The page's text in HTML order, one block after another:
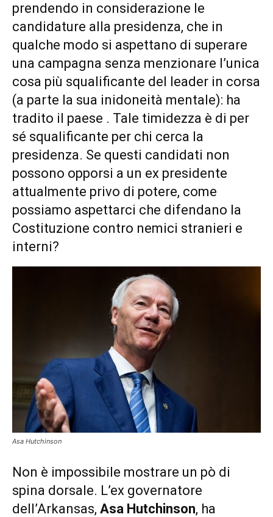
prendendo in considerazione le
candidature alla presidenza, che in
qualche modo si aspettano di superare
una campagna senza menzionare l’unica
cosa più squalificante del leader in corsa
(a parte la sua inidoneità mentale): ha
tradito il paese . Tale timidezza è di per
sé squalificante per chi cerca la
presidenza. Se questi candidati non
possono opporsi a un ex presidente
attualmente privo di potere, come
possiamo aspettarci che difendano la
Costituzione contro nemici stranieri e
interni?
Asa Hutchinson
Non è impossibile mostrare un pò di
spina dorsale. L’ex governatore
dell’Arkansas, Asa Hutchinson, ha